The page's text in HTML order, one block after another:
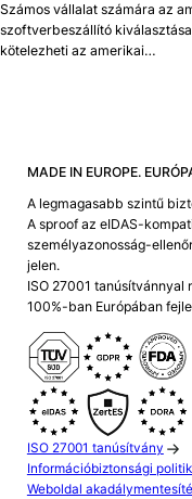
Számos vállalat számára az
szoftverbeszállító
kötelezheti az amerikai…
MADE IN EUROPE.
A legmagasabb szintű
A sproof az eIDAS-
személyazonosság-
jelen.
ISO 27001 tanúsítvánnyal
100%-ban Európában
ISO 27001 tanúsítvány
Információbiztonsági
Weboldal